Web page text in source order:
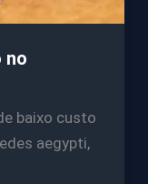
no
baixo custo
aegypti,